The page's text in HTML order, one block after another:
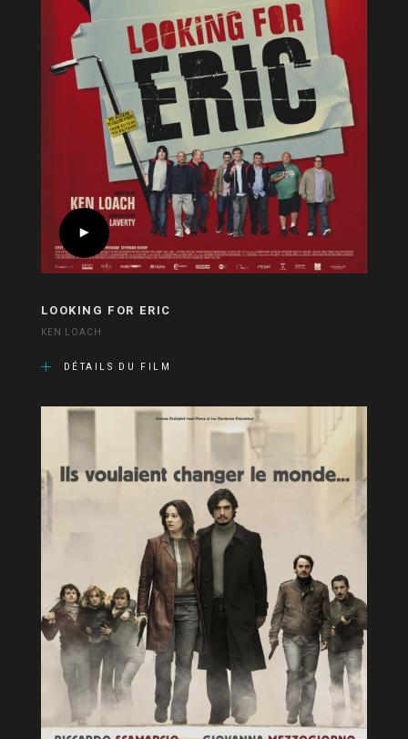
LOOKING FOR ERIC
KEN LOACH
DÉTAILS DU FILM